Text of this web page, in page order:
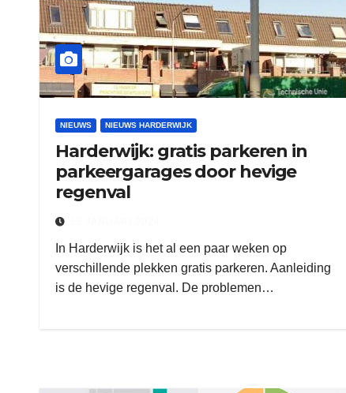
NIEUWS NIEUWS HARDERWIJK
Harderwijk: gratis parkeren in
parkeergarages door hevige
regenval
In Harderwijk is het al een paar weken op
verschillende plekken gratis parkeren. Aanleiding
is de hevige regenval. De problemen…